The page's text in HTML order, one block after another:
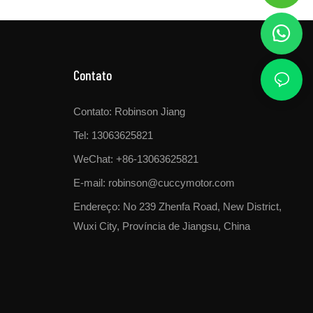
Contato
Contato: Robinson Jiang
Tel: 13063625821
WeChat: +86-13063625821
E-mail: robinson@cuccymotor.com
Endereço: No 239 Zhenfa Road, New District,
Wuxi City, Província de Jiangsu, China